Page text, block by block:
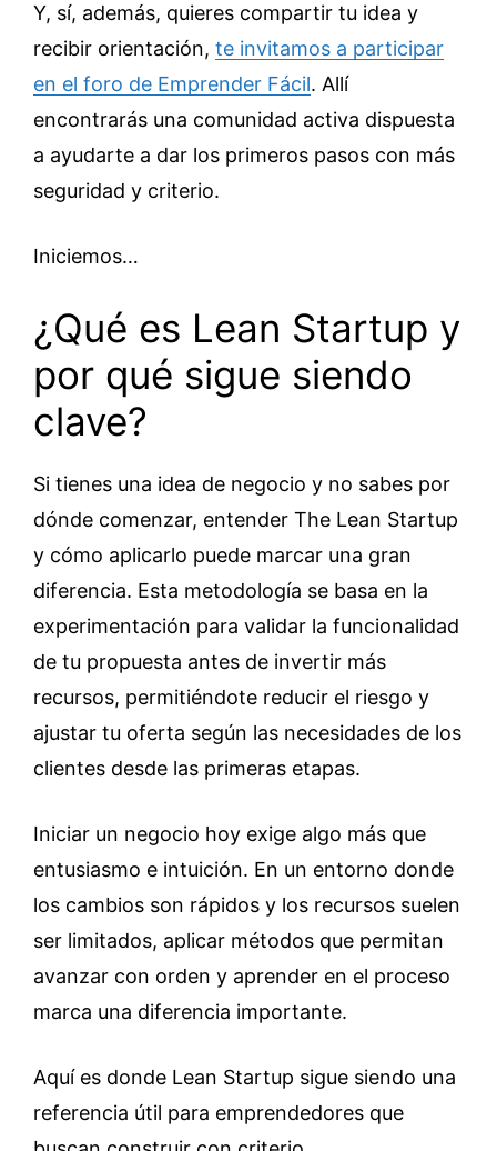
Y, sí, además, quieres compartir tu idea y
recibir orientación, te invitamos a participar
en el foro de Emprender Fácil. Allí
encontrarás una comunidad activa dispuesta
a ayudarte a dar los primeros pasos con más
seguridad y criterio.
Iniciemos…
¿Qué es Lean Startup y
por qué sigue siendo
clave?
Si tienes una idea de negocio y no sabes por
dónde comenzar, entender The Lean Startup
y cómo aplicarlo puede marcar una gran
diferencia. Esta metodología se basa en la
experimentación para validar la funcionalidad
de tu propuesta antes de invertir más
recursos, permitiéndote reducir el riesgo y
ajustar tu oferta según las necesidades de los
clientes desde las primeras etapas.
Iniciar un negocio hoy exige algo más que
entusiasmo e intuición. En un entorno donde
los cambios son rápidos y los recursos suelen
ser limitados, aplicar métodos que permitan
avanzar con orden y aprender en el proceso
marca una diferencia importante.
Aquí es donde Lean Startup sigue siendo una
referencia útil para emprendedores que